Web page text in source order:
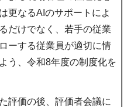
更なるAIのサポートによ
だけでなく、若手の従業
ーする従業員が適切に情
う、令和8年度の制度化を
評価の後、評価者会議に